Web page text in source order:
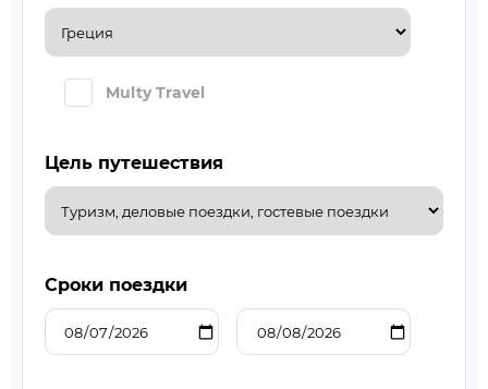
Multy Travel
Цель путешествия
Сроки поездки